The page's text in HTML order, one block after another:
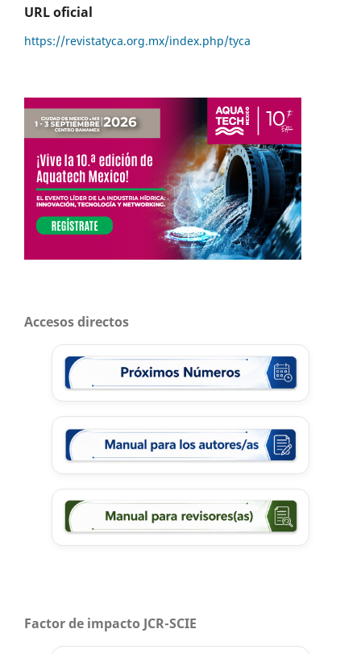
URL oficial
https://revistatyca.org.mx/index.php/tyca
Accesos directos
Factor de impacto JCR-SCIE